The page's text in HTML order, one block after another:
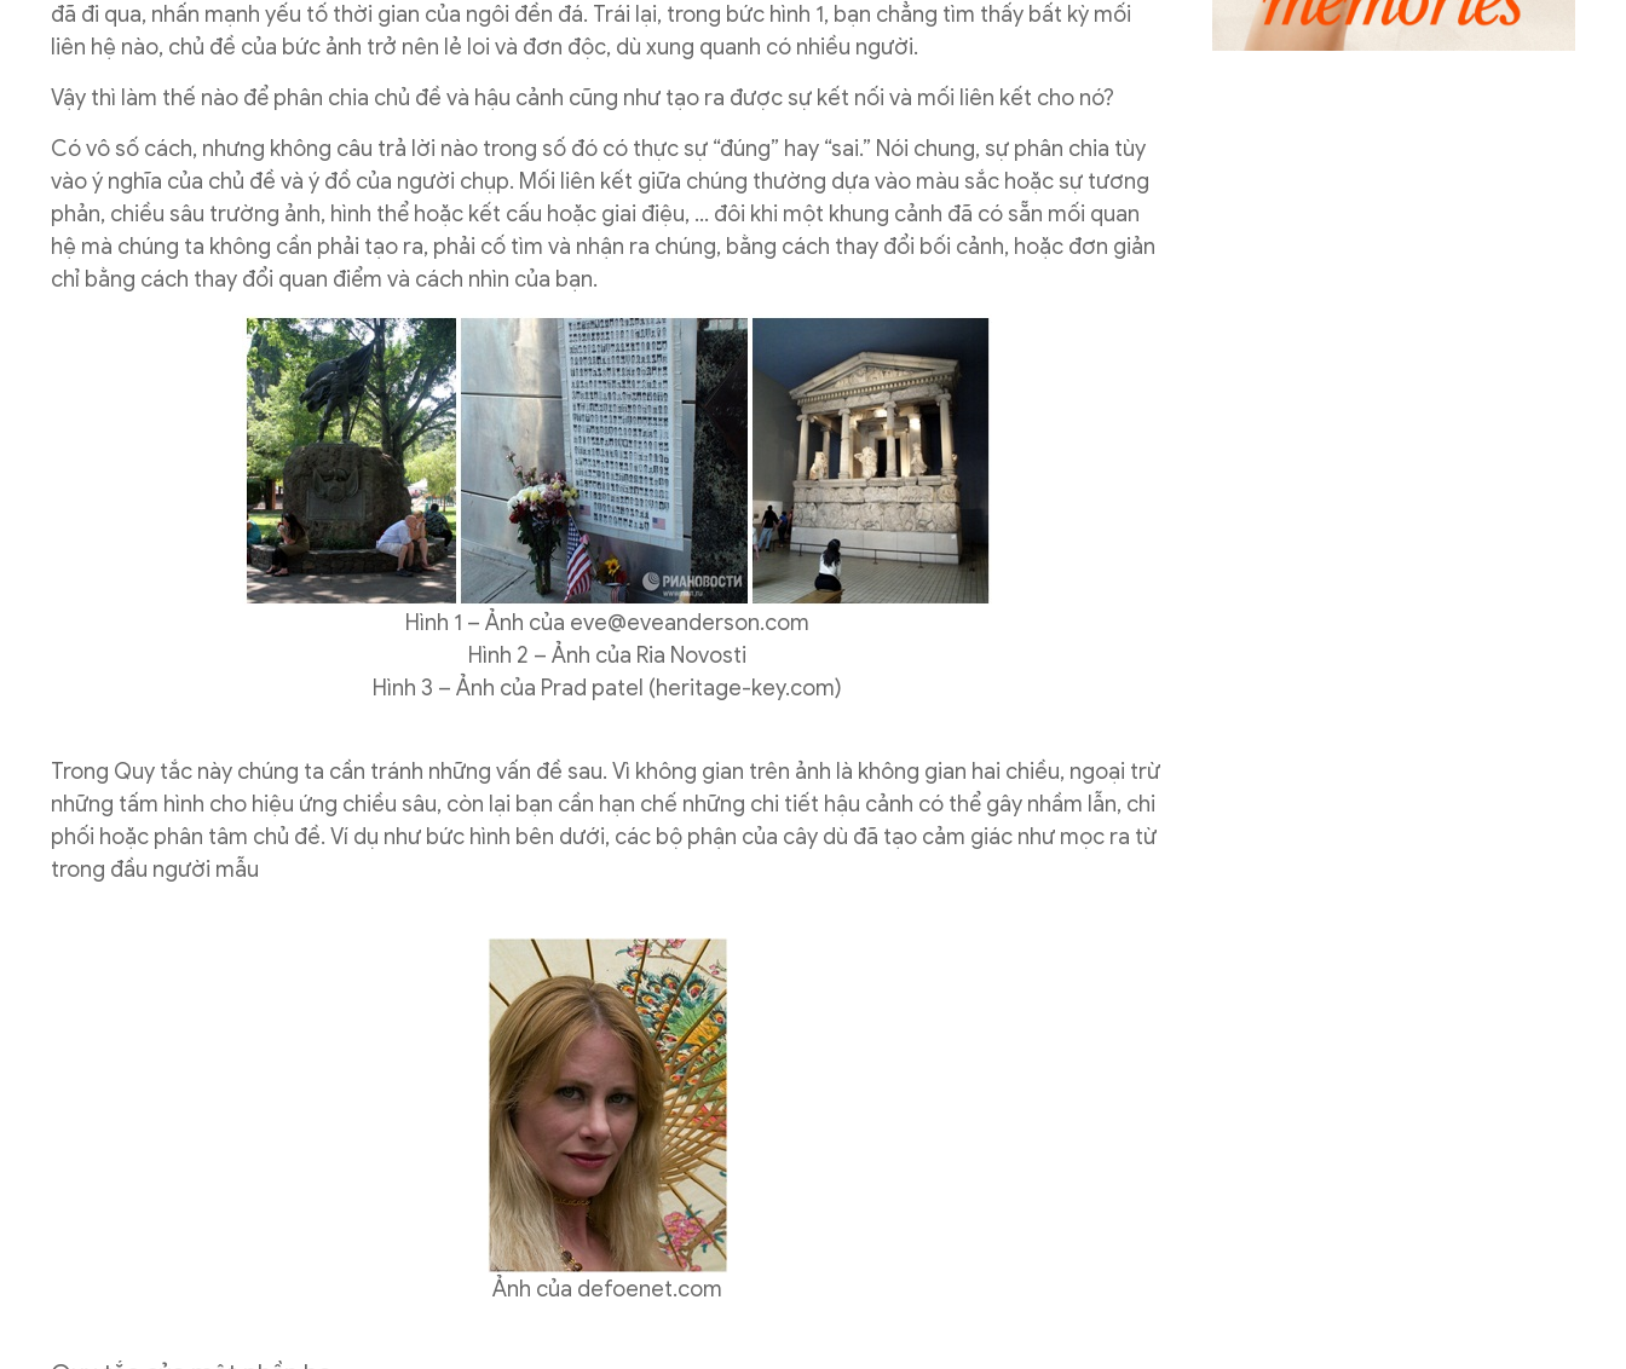
đã đi qua, nhấn mạnh yếu tố thời gian của ngôi đền đá. Trái lại, trong bức hình 1, bạn chẳng tìm thấy bất kỳ mối
liên hệ nào, chủ đề của bức ảnh trở nên lẻ loi và đơn độc, dù xung quanh có nhiều người.
Vậy thì làm thế nào để phân chia chủ đề và hậu cảnh cũng như tạo ra được sự kết nối và mối liên kết cho nó?
Có vô số cách, nhưng không câu trả lời nào trong số đó có thực sự “đúng” hay “sai.” Nói chung, sự phân chia tùy
vào ý nghĩa của chủ đề và ý đồ của người chụp. Mối liên kết giữa chúng thường dựa vào màu sắc hoặc sự tương
phản, chiều sâu trường ảnh, hình thể hoặc kết cấu hoặc giai điệu, … đôi khi một khung cảnh đã có sẵn mối quan
hệ mà chúng ta không cần phải tạo ra, phải cố tìm và nhận ra chúng, bằng cách thay đổi bối cảnh, hoặc đơn giản
chỉ bằng cách thay đổi quan điểm và cách nhìn của bạn.
Hình 1 – Ảnh của eve@eveanderson.com
Hình 2 – Ảnh của Ria Novosti
Hình 3 – Ảnh của Prad patel (heritage-key.com)
Trong Quy tắc này chúng ta cần tránh những vấn đề sau. Vì không gian trên ảnh là không gian hai chiều, ngoại trừ
những tấm hình cho hiệu ứng chiều sâu, còn lại bạn cần hạn chế những chi tiết hậu cảnh có thể gây nhầm lẫn, chi
phối hoặc phân tâm chủ đề. Ví dụ như bức hình bên dưới, các bộ phận của cây dù đã tạo cảm giác như mọc ra từ
trong đầu người mẫu
Ảnh của defoenet.com